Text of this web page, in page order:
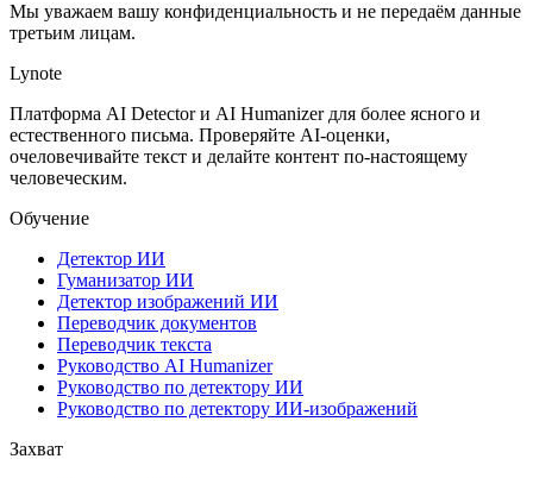
Мы уважаем вашу конфиденциальность и не передаём данные
третьим лицам.
Lynote
Платформа AI Detector и AI Humanizer для более ясного и
естественного письма. Проверяйте AI-оценки,
очеловечивайте текст и делайте контент по-настоящему
человеческим.
Обучение
Детектор ИИ
Гуманизатор ИИ
Детектор изображений ИИ
Переводчик документов
Переводчик текста
Руководство AI Humanizer
Руководство по детектору ИИ
Руководство по детектору ИИ-изображений
Захват